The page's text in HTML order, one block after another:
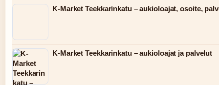
K-Market Teekkarinkatu – aukioloajat, osoite,
K-Market Teekkarinkatu – aukioloajat ja palvelut